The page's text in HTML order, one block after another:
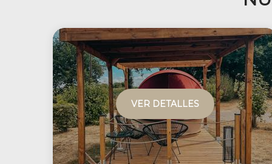
VER DETALLES